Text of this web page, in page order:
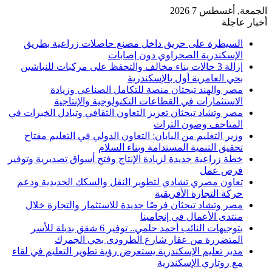
الجمعة, أغسطس 7 2026
أخبار عاجلة
السيطرة على حريق داخل مصنع حاصلات زراعية بطريق
الإسكندرية الصحراوي دون إصابات
إزالة 3 حالات بناء مخالف والتحفظ على مركبات للنباشين
بحي العامرية أول بالإسكندرية
مصر والهند تبحثان منصة للتكامل الصناعي وزيادة
الاستثمارات في القطاعات التكنولوجية والإنتاجية
مصر وتشاد تبحثان تعزيز التعاون الثقافي وتبادل الخبرات في
المتاحف وصون التراث
وزير التعليم من اليابان: التعاون الدولي في التعليم مفتاح
تحقيق التنمية المستدامة وبناء السلام
خطة زراعية جديدة لزيادة الإنتاج وفتح أسواق تصديرية وتوفير
فرص عمل
تعاون مصري تشادي لتطوير النقل والسكك الحديدية ودعم
حركة التجارة الأفريقية
مصر وتشاد تبحثان فرصًا جديدة للاستثمار والتجارة خلال
منتدى الأعمال في إنجامينا
بتوجيهات النائب أحمد حلمي.. توفير 6 شقق بديلة للأسر
المتضررة من عقار شارع الطرودي بحي الجمرك
مدير تعليم الإسكندرية يستعرض رؤية تطوير التعليم في لقاء
مع روتاري الإسكندرية